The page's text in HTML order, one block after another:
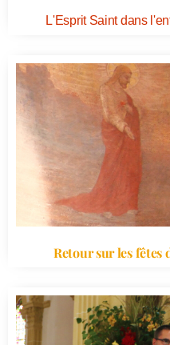
L'Esprit Saint dans
Retour sur les fêtes